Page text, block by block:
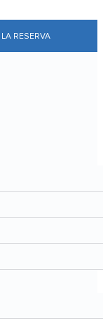
RESERVA